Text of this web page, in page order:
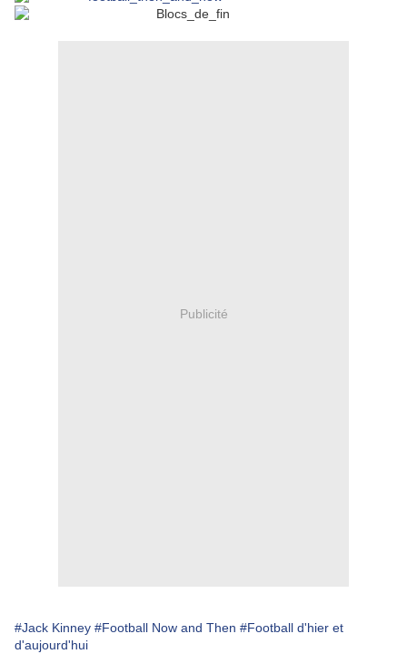
Publicité
#Jack Kinney #Football Now and Then #Football d'hier et
d'aujourd'hui